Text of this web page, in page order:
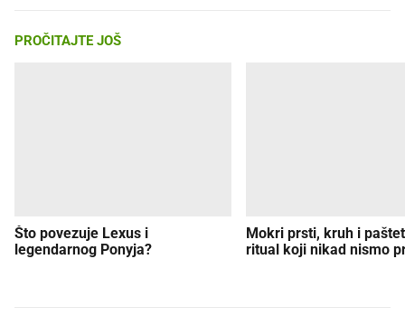
PROČITAJTE JOŠ
Što povezuje Lexus i
legendarnog Ponyja?
Mokri prsti, kruh i
ritual koji nikad nismo